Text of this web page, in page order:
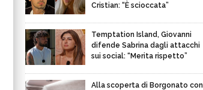
Cristian: “È scioccata”
Temptation Island, Giovanni
difende Sabrina dagli attacchi
sui social: “Merita rispetto”
Alla scoperta di Borgonato con